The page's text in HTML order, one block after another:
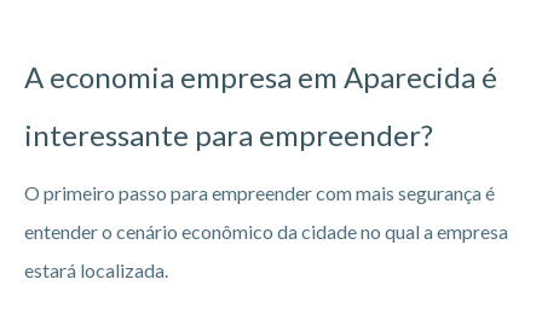
A economia empresa em Aparecida é
interessante para empreender?
O primeiro passo para empreender com mais segurança é
entender o cenário econômico da cidade no qual a empresa
estará localizada.